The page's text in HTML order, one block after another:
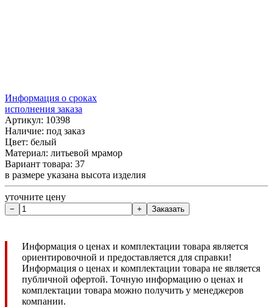
Информация о сроках
исполнения заказа
Артикул: 10398
Наличие: под заказ
Цвет: белый
Материал: литьевой мрамор
Вариант товара: 37
в размере указана высота изделия
уточните цену
Информация о ценах и комплектации товара является
ориентировочной и предоставляется для справки!
Информация о ценах и комплектации товара не является
публичной офертой. Точную информацию о ценах и
комплектации товара можно получить у менеджеров
компании.